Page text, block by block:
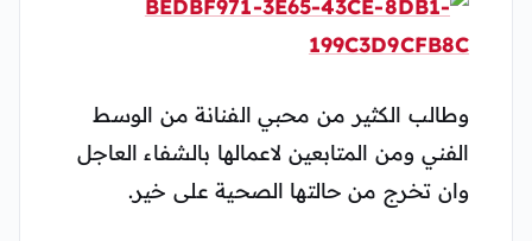
وطالب الكثير من محبي الفنانة من الوسط
الفني ومن المتابعين لاعمالها بالشفاء العاجل
وان تخرج من حالتها الصحية على خير.